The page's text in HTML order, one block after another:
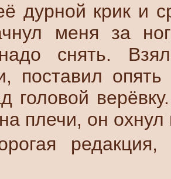
дурной крик и
меня за
снять.
поставил
головой
плечи, он